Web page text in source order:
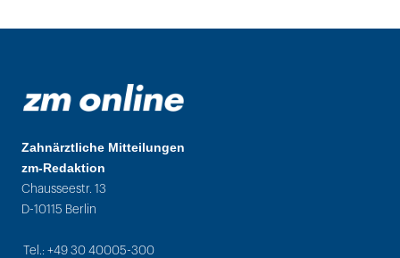
Zahnärztliche Mitteilungen
zm-Redaktion
Chausseestr. 13
D-10115 Berlin
Tel.: +49 30 40005-300